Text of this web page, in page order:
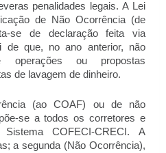
penalidades legais. A Lei
de Não Ocorrência (de
se de declaração feita via
de que, no ano anterior, não
operações ou propostas
de lavagem de dinheiro.
(ao COAF) ou de não
se a todos os corretores e
COFECI-CRECI. A
a segunda (Não Ocorrência),